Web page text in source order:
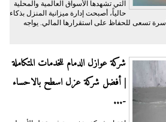
التي تشهدها الأسواق العالمية والمحلية
حالياً، أصبحت إدارة ميزانية المنزل بذكاء
تسعى للحفاظ على استقرارها المالي. يواجه
شركة عوازل الدمام للخدمات المتكاملة
| أفضل شركة عزل اسطح بالاحساء
-...